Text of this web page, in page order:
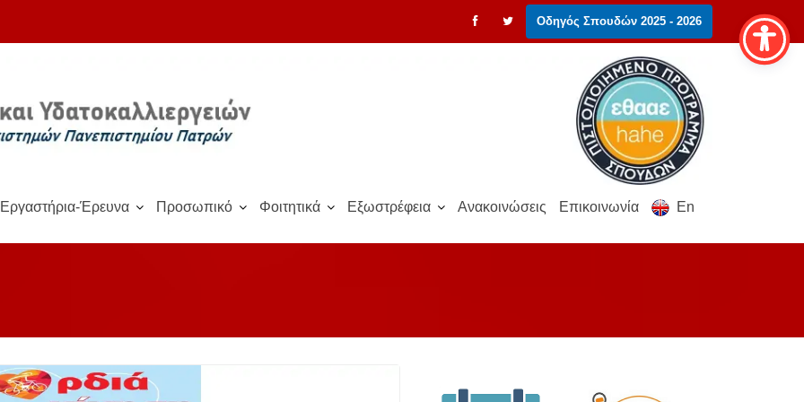
Οδηγός Σπουδών 2025 - 2026
Εργαστήρια-Έρευνα Προσωπικό Φοιτητικά Εξωστρέφεια Ανακοινώσεις Επικοινωνία En